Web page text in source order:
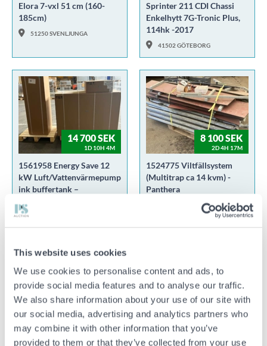
This website uses cookies
We use cookies to personalise content and ads, to
provide social media features and to analyse our traffic.
We also share information about your use of our site with
our social media, advertising and analytics partners who
may combine it with other information that you’ve
provided to them or that they’ve collected from your use
Elora 7-vxl 51 cm (160-
185cm)
51250 SVENLJUNGA
Sprinter 211 CDI Chassi
Enkelhytt 7G-Tronic Plus,
114hk -2017
41502 GÖTEBORG
14 700 SEK
1D 10H 4M
1561958 Energy Save 12
kW Luft/Vattenvärmepump
ink buffertank –
8 100 SEK
2D 4H 17M
1524775 Viltfällsystem
(Multitrap ca 14 kvm) -
Panthera
34323 ÄLMHULT
53 000 SEK
3D 5H 25M
1516222 Ford Transit 310
4 900 SEK
1D 4H 17M
1560004 5 st 65" Monitor